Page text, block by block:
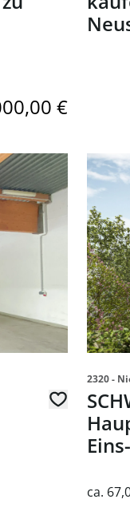
€
Zustand in Linz-
Link
2320 -
ca.